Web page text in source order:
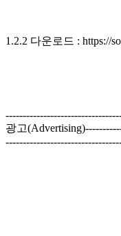
1.2.2 다운로드 : https://
광고